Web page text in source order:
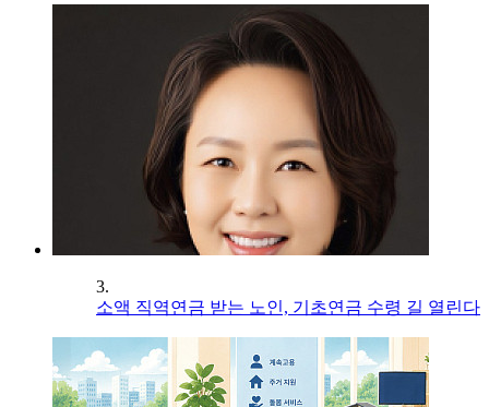
3.
소액 직역연금 받는 노인, 기초연금 수령 길 열린다